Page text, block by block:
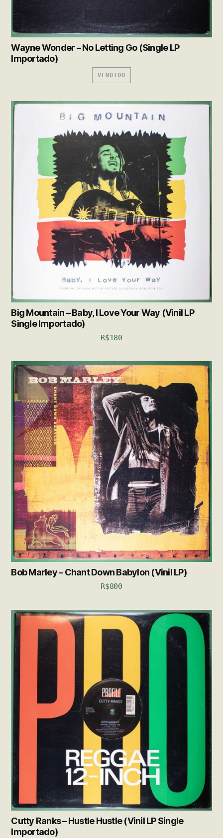
Wayne Wonder – No Letting Go (Single LP
Importado)
VENDIDO
Big Mountain – Baby, I Love Your Way (Vinil LP
Single Importado)
R$180
Bob Marley – Chant Down Babylon (Vinil LP)
R$800
Cutty Ranks – Hustle Hustle (Vinil LP Single
Importado)